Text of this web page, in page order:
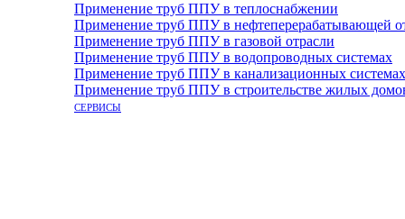
Применение труб ППУ в теплоснабжении
Применение труб ППУ в нефтеперерабатывающей
Применение труб ППУ в газовой отрасли
Применение труб ППУ в водопроводных системах
Применение труб ППУ в канализационных системах
Применение труб ППУ в строительстве жилых
СЕРВИСЫ